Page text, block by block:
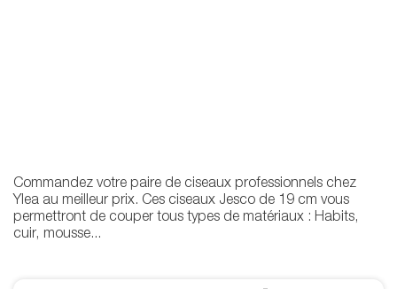
Commandez votre paire de ciseaux professionnels chez
Ylea au meilleur prix. Ces ciseaux Jesco de 19 cm vous
permettront de couper tous types de matériaux : Habits,
cuir, mousse...